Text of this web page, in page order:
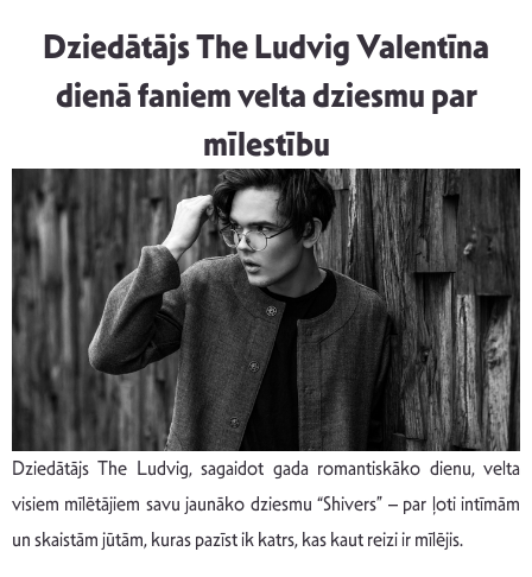
Dziedātājs The Ludvig Valentīna
dienā faniem velta dziesmu par
mīlestību
Dziedātājs The Ludvig, sagaidot gada romantiskāko dienu, velta
visiem mīlētājiem savu jaunāko dziesmu “Shivers” – par ļoti intīmām
un skaistām jūtām, kuras pazīst ik katrs, kas kaut reizi ir mīlējis.